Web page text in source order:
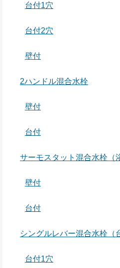
台付1穴
台付2穴
壁付
2ハンドル混合水栓
壁付
台付
サーモスタット混合水栓（
壁付
台付
シングルレバー混合水栓（
台付1穴